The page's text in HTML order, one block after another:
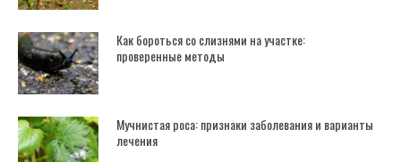
Как бороться со слизнями на участке:
проверенные методы
Мучнистая роса: признаки заболевания и варианты
лечения